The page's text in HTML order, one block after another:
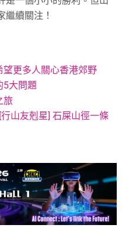
繼續關注！
望更多人關心香港郊野
5大問題
旅
[行山友剋星] 石屎山徑一條